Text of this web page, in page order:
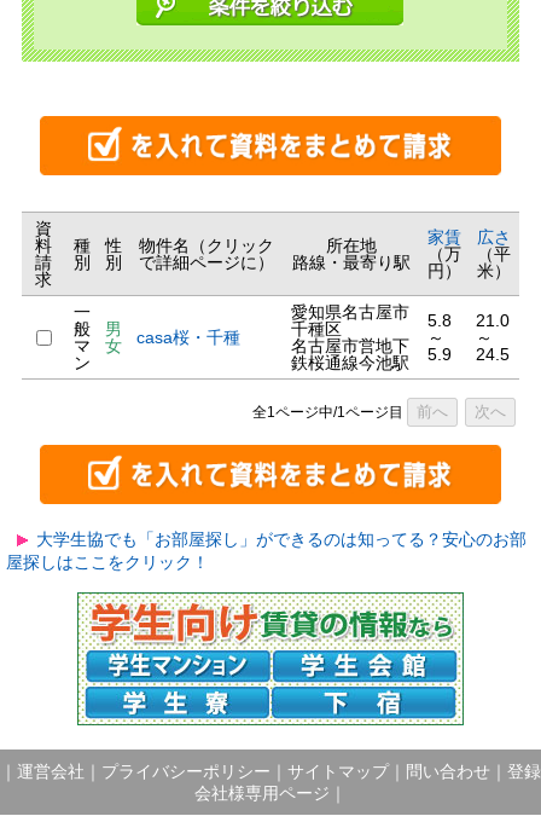
資
料
請
求
種
別
性
別
物件名（クリック
で詳細ページに）
所在地
路線・最寄り駅
家賃
（万
円）
広さ
（平
米）
一
般
マ
ン
男
女
casa桜・千種
愛知県名古屋市
千種区
名古屋市営地下
鉄桜通線今池駅
5.8
～
5.9
21.0
～
24.5
全1ページ中/1ページ目 前へ 次へ
大学生協でも「お部屋探し」ができるのは知ってる？安心のお部
屋探しはここをクリック！
運営会社 プライバシーポリシー サイトマップ｜ 問い合わせ
登録
会社様専用ページ